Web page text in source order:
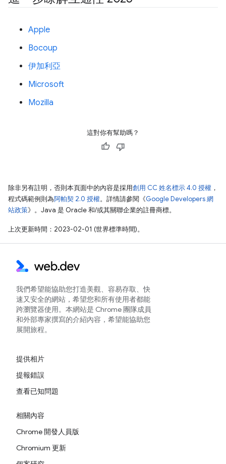
Apple
Bocoup
伊加利亞
Microsoft
Mozilla
這對你有幫助嗎？
除非另有註明，否則本頁面中的內容是採用創用 CC 姓名標示 4.0 授權 ，
程式碼範例則為阿帕契 2.0 授權。詳情請參閱《Google Developers 網
站政策》。Java 是 Oracle 和/或其關聯企業的註冊商標。
上次更新時間：2023-02-01 (世界標準時間)。
我們希望能協助您打造美觀、容易存取、快
速又安全的網站，希望您和所有使用者都能
跨瀏覽器使用。本網站是 Chrome 團隊成員
和外部專家撰寫的介紹內容，希望能協助您
展開旅程。
提供相片
提報錯誤
查看已知問題
相關內容
Chrome 開發人員版
Chromium 更新